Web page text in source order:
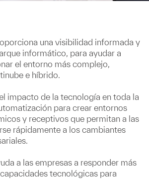
una visibilidad informada y
informático, para ayudar a
el entorno más complejo,
e híbrido.
impacto de la tecnología en toda la
para crear entornos
y receptivos que permitan a las
rápidamente a los cambiantes
a las empresas a responder más
tecnológicas para